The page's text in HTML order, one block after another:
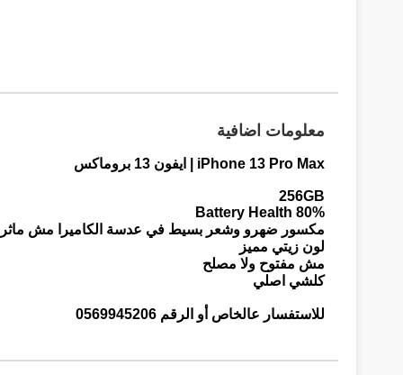
معلومات اضافية
iPhone 13 Pro Max | ايفون 13 بروماكس
256GB
Battery Health 80%
مكسور ضهرو وشعر بسيط في عدسة الكاميرا مش
لون زيتي مميز
مش مفتوح ولا مصلح
كلشي اصلي
للاستفسار عالخاص أو الرقم 0569945206